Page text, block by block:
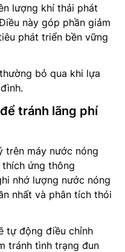
lượng khí thải phát
này góp phần giảm
phát triển bền vững
bỏ qua khi lựa
tránh lãng phí
trên máy nước nóng
ứng thông
nhớ lượng nước nóng
nhất và phân tích thói
tự động điều chỉnh
tránh tình trạng đun